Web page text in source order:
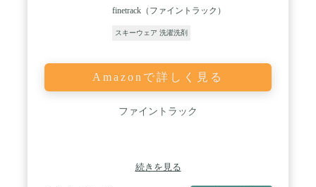
finetrack（ファイントラック）
スキーウェア 洗濯洗剤
Amazonで詳しく見る
ファイントラック
続きを見る